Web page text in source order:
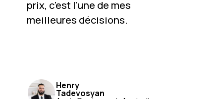
prix, c'est l'une de mes
meilleures décisions.
Henry
Tadevosyan